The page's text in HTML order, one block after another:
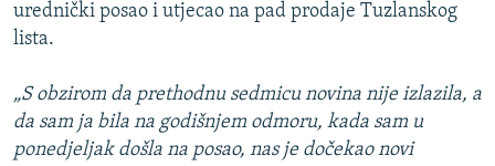
urednički posao i utjecao na pad prodaje Tuzlanskog
lista.
„S obzirom da prethodnu sedmicu novina nije izlazila, a
da sam ja bila na godišnjem odmoru, kada sam u
ponedjeljak došla na posao, nas je dočekao novi